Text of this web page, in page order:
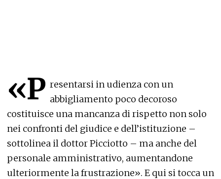
«P resentarsi in udienza con un
abbigliamento poco decoroso
costituisce una mancanza di rispetto non solo
nei confronti del giudice e dell’istituzione –
sottolinea il dottor Picciotto – ma anche del
personale amministrativo, aumentandone
ulteriormente la frustrazione». E qui si tocca un